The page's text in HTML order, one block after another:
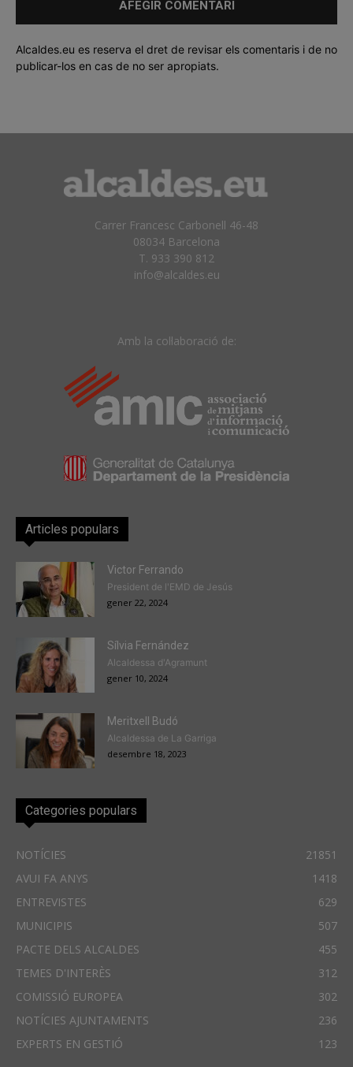
Alcaldes.eu es reserva el dret de revisar els comentaris i de no
publicar-los en cas de no ser apropiats.
Carrer Francesc Carbonell 46-48
08034 Barcelona
T. 933 390 812
info@alcaldes.eu
Amb la col·laboració de:
Articles populars
Victor Ferrando
President de l'EMD de Jesús
gener 22, 2024
Sílvia Fernández
Alcaldessa d'Agramunt
gener 10, 2024
Meritxell Budó
Alcaldessa de La Garriga
desembre 18, 2023
Categories populars
NOTÍCIES
21851
AVUI FA ANYS
1418
ENTREVISTES
629
MUNICIPIS
507
PACTE DELS ALCALDES
455
TEMES D'INTERÈS
312
COMISSIÓ EUROPEA
302
NOTÍCIES AJUNTAMENTS
236
EXPERTS EN GESTIÓ
123